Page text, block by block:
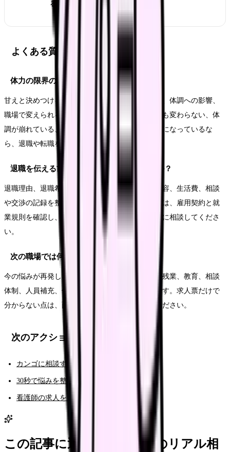
る前の収入チェック
よくある質問
体力の限界のは甘えですか？
甘えと決めつける必要はありません。悩みの原因、体調への影響、
職場で変えられる余地を分けて見ます。相談しても変わらない、体
調が崩れている、次の職場で避けたい条件が明確になっているな
ら、退職や転職を考える十分な理由になります。
退職を伝える前に何を準備すればいいですか？
退職理由、退職希望日、有休残日数、引き継ぎ内容、生活費、相談
や交渉の記録を整理します。法的な不安がある時は、雇用契約と就
業規則を確認し、必要に応じて公的窓口や専門家に相談してくださ
い。
次の職場では何を確認すればいいですか？
今の悩みが再発しない条件を確認します。夜勤、残業、教育、相談
体制、人員補充、休みやすさ、給与の内訳などです。求人票だけで
分からない点は、面接や見学で具体的に聞いてください。
次のアクション
カンゴに相談する（AI相談）
30秒で悩みを整理する（悩み診断）
看護師の求人を見る
この記事に近い看護師さんのリアル相